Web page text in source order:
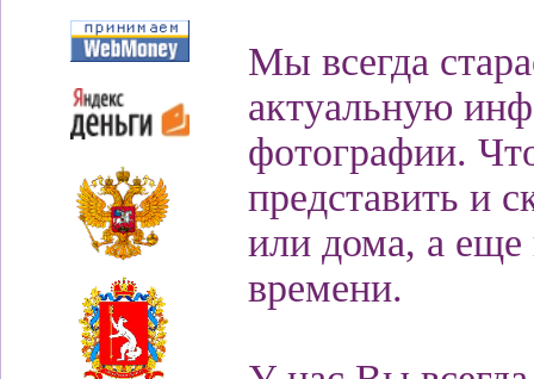
Мы всегда
актуальную
фотографии.
представить и
или дома, а
времени.